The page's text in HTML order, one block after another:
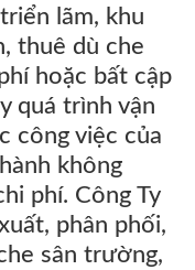
lãm, khu
thuê dù che
hoặc bất cập
quá trình vận
công việc của
không
phí. Công Ty
phân phối,
sân trường,